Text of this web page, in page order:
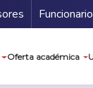
Oferta académica